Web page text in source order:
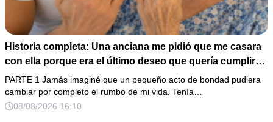
Historia completa: Una anciana me pidió que me casara
con ella porque era el último deseo que quería cumplir
antes de morir. Después de su fallecimiento, su abogado
puso en mis manos una vieja bolsa de hospital que
había conservado durante años y me dijo: «Ella te eligió
PARTE 1 Jamás imaginé que un pequeño acto de bondad pudiera
cambiar por completo el rumbo de mi vida. Tenía…
08/08/2026 16:10